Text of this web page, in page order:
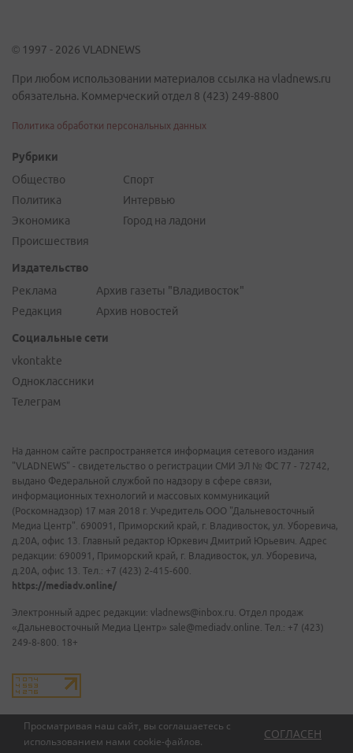
Просматривая наш сайт, вы соглашаетесь с
использованием нами cookie-файлов.
СОГЛАСЕН
© 1997 - 2026 VLADNEWS
При любом использовании материалов ссылка на vladnews.ru
обязательна. Коммерческий отдел 8 (423) 249-8800
Политика обработки персональных данных
Рубрики
Общество
Политика
Экономика
Происшествия
Спорт
Интервью
Город на ладони
Издательство
Реклама
Редакция
Архив газеты "Владивосток"
Архив новостей
Социальные сети
vkontakte
Одноклассники
Телеграм
На данном сайте распространяется информация сетевого издания
"VLADNEWS" - свидетельство о регистрации СМИ ЭЛ № ФС 77 - 72742,
выдано Федеральной службой по надзору в сфере связи,
информационных технологий и массовых коммуникаций
(Роскомнадзор) 17 мая 2018 г. Учредитель ООО "Дальневосточный
Медиа Центр". 690091, Приморский край, г. Владивосток, ул. Уборевича,
д.20А, офис 13. Главный редактор Юркевич Дмитрий Юрьевич. Адрес
редакции: 690091, Приморский край, г. Владивосток, ул. Уборевича,
д.20А, офис 13. Тел.: +7 (423) 2-415-600.
https://mediadv.online/
Электронный адрес редакции: vladnews@inbox.ru. Отдел продаж
«Дальневосточный Медиа Центр» sale@mediadv.online. Тел.: +7 (423)
249-8-800. 18+